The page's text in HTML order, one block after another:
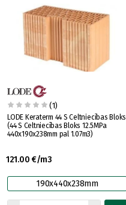
(1)
LODE Keraterm 44 S Celtniecības Bloks
(44 S Celtniecības Bloks 12.5MPa
440x190x238mm pal 1.07m3)
121.00 €/m3
190x440x238mm